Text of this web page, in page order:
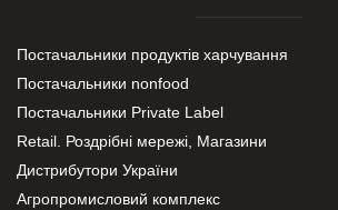
Постачальники продуктів харчування
Постачальники nonfood
Постачальники Private Label
Retail. Роздрібні мережі, Магазини
Дистрибутори України
Агропромисловий комплекс